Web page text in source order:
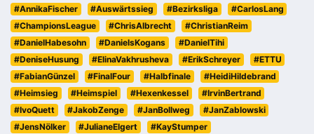
#AnnikaFischer #Auswärtssieg #Bezirksliga
#CarlosLang
#ChampionsLeague
#ChrisAlbrecht
#ChristianReim
#DanielHabesohn
#DanielsKogans
#DanielTihi
#DeniseHusung
#ElinaVakhrusheva #ErikSchreyer
#ETTU
#FabianGünzel
#FinalFour #Halbfinale
#HeidiHildebrand
#Heimsieg
#Heimspiel #Hexenkessel
#IrvinBertrand
#IvoQuett
#JakobZenge #JanBollweg
#JanZablowski
#JensNölker
#JulianeElgert
#KayStumper